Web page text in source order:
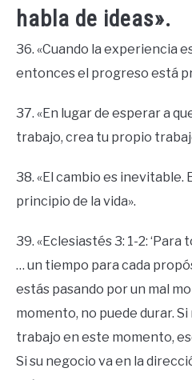
habla de ideas».
36. «Cuando la experiencia
entonces el progreso está
37. «En lugar de esperar a
trabajo, crea tu propio
38. «El cambio es inevitable.
principio de la vida».
39. «Eclesiastés 3: 1-2:
… un tiempo para cada
estás pasando por un mal
momento, no puede durar.
trabajo en este momento,
Si su negocio va en la